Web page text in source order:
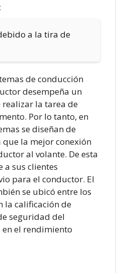
a la tira de
de conducción
desempeña un
la tarea de
Por lo tanto, en
se diseñan de
la mejor conexión
al volante. De esta
a sus clientes
para el conductor. El
se ubicó entre los
la calificación de
seguridad del
en el rendimiento